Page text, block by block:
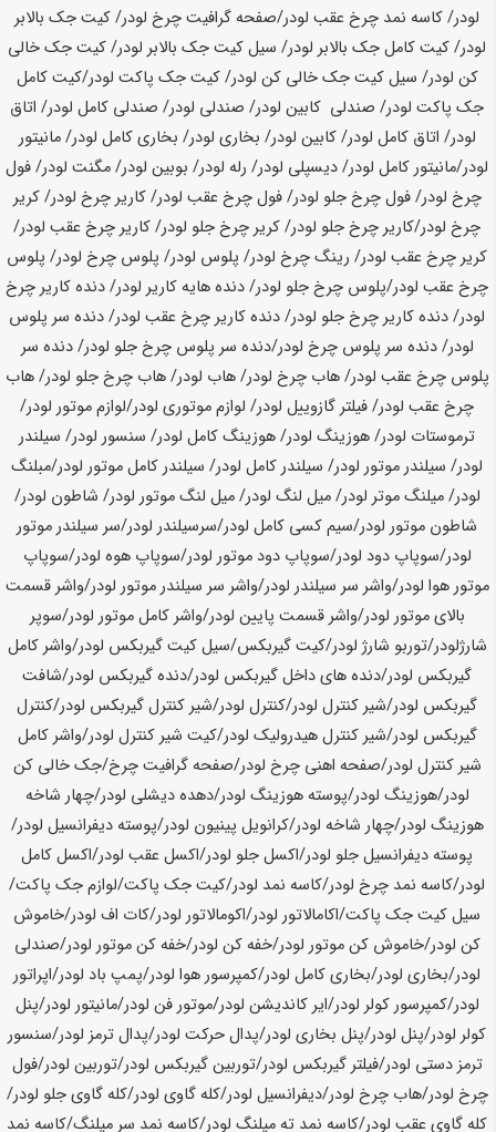
لودر/ کاسه نمد چرخ عقب لودر/صفحه گرافیت چرخ لودر/ کیت جک بالابر
لودر/ کیت کامل جک بالابر لودر/ سیل کیت جک بالابر لودر/ کیت جک خالی
کن لودر/ سیل کیت جک خالی کن لودر/ کیت جک پاکت لودر/کیت کامل
جک پاکت لودر/ صندلی کابین لودر/ صندلی لودر/ صندلی کامل لودر/ اتاق
لودر/ اتاق کامل لودر/ کابین لودر/ بخاری لودر/ بخاری کامل لودر/ مانیتور
لودر/مانیتور کامل لودر/ دیسپلی لودر/ رله لودر/ بوبین لودر/ مگنت لودر/ فول
چرخ لودر/ فول چرخ جلو لودر/ فول چرخ عقب لودر/ کاریر چرخ لودر/ کریر
چرخ لودر/کاریر چرخ جلو لودر/ کریر چرخ جلو لودر/ کاریر چرخ عقب لودر/
کریر چرخ عقب لودر/ رینگ چرخ لودر/ پلوس لودر/ پلوس چرخ لودر/ پلوس
چرخ عقب لودر/پلوس چرخ جلو لودر/ دنده هایه کاریر لودر/ دنده کاریر چرخ
لودر/ دنده کاریر چرخ جلو لودر/ دنده کاریر چرخ عقب لودر/ دنده سر پلوس
لودر/ دنده سر پلوس چرخ لودر/دنده سر پلوس چرخ جلو لودر/ دنده سر
پلوس چرخ عقب لودر/ هاب چرخ لودر/ هاب لودر/ هاب چرخ جلو لودر/ هاب
چرخ عقب لودر/ فیلتر گازوییل لودر/ لوازم موتوری لودر/لوازم موتور لودر/
ترموستات لودر/ هوزینگ لودر/ هوزینگ کامل لودر/ سنسور لودر/ سیلندر
لودر/ سیلندر موتور لودر/ سیلندر کامل لودر/ سیلندر کامل موتور لودر/مبلنگ
لودر/ میلنگ موتر لودر/ میل لنگ لودر/ میل لنگ موتور لودر/ شاطون لودر/
شاطون موتور لودر/سیم کسی کامل لودر/سرسیلندر لودر/سر سیلندر موتور
لودر/سوپاپ دود لودر/سوپاپ دود موتور لودر/سوپاپ هوه لودر/سوپاپ
موتور هوا لودر/واشر سر سیلندر لودر/واشر سر سیلندر موتور لودر/واشر قسمت
بالای موتور لودر/واشر قسمت پایین لودر/واشر کامل موتور لودر/سوپر
شارژلودر/توربو شارژ لودر/کیت گیربکس/سیل کیت گیربکس لودر/واشر کامل
گیربکس لودر/دنده های داخل گیربکس لودر/دنده گیربکس لودر/شافت
گیربکس لودر/شیر کنترل لودر/کنترل لودر/شیر کنترل گیربکس لودر/کنترل
گیربکس لودر/شیر کنترل هیدرولیک لودر/کیت شیر کنترل لودر/واشر کامل
شیر کنترل لودر/صفحه اهنی چرخ لودر/صفحه گرافیت چرخ/جک خالی کن
لودر/هوزینگ لودر/پوسته هوزینگ لودر/دهده دیشلی لودر/چهار شاخه
هوزینگ لودر/چهار شاخه لودر/کرانویل پینیون لودر/پوسته دیفرانسیل لودر/
پوسته دیفرانسیل جلو لودر/اکسل جلو لودر/اکسل عقب لودر/اکسل کامل
لودر/کاسه نمد چرخ لودر/کاسه نمد لودر/کیت جک پاکت/لوازم جک پاکت/
سیل کیت جک پاکت/اکامالاتور لودر/اکومالاتور لودر/کات اف لودر/خاموش
کن لودر/خاموش کن موتور لودر/خفه کن لودر/خفه کن موتور لودر/صندلی
لودر/بخاری لودر/بخاری کامل لودر/کمپرسور هوا لودر/پمپ باد لودر/اپراتور
لودر/کمپرسور کولر لودر/ایر کاندیشن لودر/موتور فن لودر/مانیتور لودر/پنل
کولر لودر/پنل لودر/پنل بخاری لودر/پدال حرکت لودر/پدال ترمز لودر/سنسور
ترمز دستی لودر/فیلتر گیربکس لودر/توربین گیربکس لودر/توربین لودر/فول
چرخ لودر/هاب چرخ لودر/دیفرانسیل لودر/کله گاوی لودر/کله گاوی جلو لودر/
کله گاوی عقب لودر/کاسه نمد ته میلنگ لودر/کاسه نمد سر میلنگ/کاسه نمد